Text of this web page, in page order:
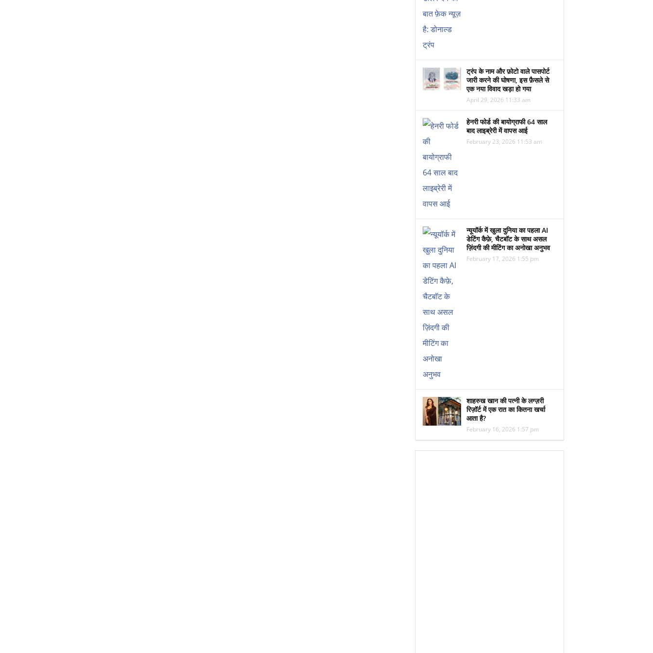
ट्रंप के नाम और फ़ोटो वाले पासपोर्ट
जारी करने की घोषणा, इस फ़ैसले से
एक नया विवाद खड़ा हो गया
April 29, 2026 11:33 am
हेनरी फोर्ड की बायोग्राफी 64 साल
बाद लाइब्रेरी में वापस आई
February 23, 2026 11:53 am
न्यूयॉर्क में खुला दुनिया का पहला AI
डेटिंग कैफ़े, चैटबॉट के साथ असल
ज़िंदगी की मीटिंग का अनोखा अनुभव
February 17, 2026 1:55 pm
शाहरुख खान की पत्नी के लग्ज़री
रिज़ॉर्ट में एक रात का कितना खर्चा
आता है?
February 16, 2026 1:57 pm